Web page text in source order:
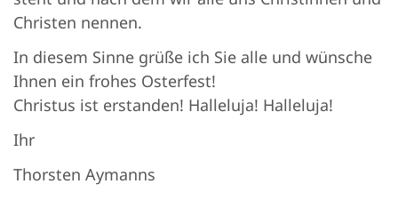
Christen nennen.
In diesem Sinne grüße ich Sie alle und wünsche
Ihnen ein frohes Osterfest!
Christus ist erstanden! Halleluja! Halleluja!
Ihr
Thorsten Aymanns